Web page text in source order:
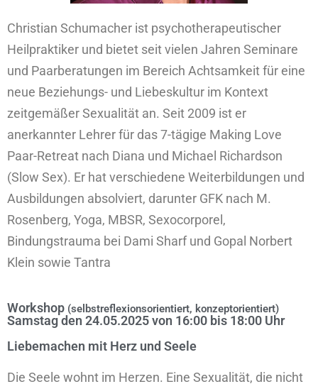
Christian Schumacher ist psychotherapeutischer
Heilpraktiker und bietet seit vielen Jahren Seminare
und Paarberatungen im Bereich Achtsamkeit für eine
neue Beziehungs- und Liebeskultur im Kontext
zeitgemäßer Sexualität an. Seit 2009 ist er
anerkannter Lehrer für das 7-tägige Making Love
Paar-Retreat nach Diana und Michael Richardson
(Slow Sex). Er hat verschiedene Weiterbildungen und
Ausbildungen absolviert, darunter GFK nach M.
Rosenberg, Yoga, MBSR, Sexocorporel,
Bindungstrauma bei Dami Sharf und Gopal Norbert
Klein sowie Tantra
Workshop (selbstreflexionsorientiert, konzeptorientiert)
Samstag den 24.05.2025 von 16:00 bis 18:00 Uhr
Liebemachen mit Herz und Seele
Die Seele wohnt im Herzen. Eine Sexualität, die nicht